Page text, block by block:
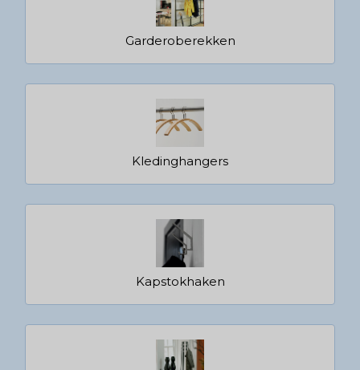
Garderoberekken
Kledinghangers
Kapstokhaken